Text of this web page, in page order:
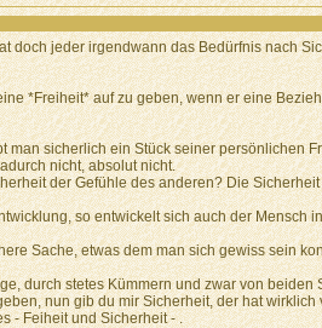
doch jeder irgendwann das Bedürfnis nach
*Freiheit* auf zu geben, wenn er eine
man sicherlich ein Stück seiner persönlichen
nicht, absolut nicht.
der Gefühle des anderen? Die
so entwickelt sich auch der Mensch
Sache, etwas dem man sich gewiss sein
durch stetes Kümmern und zwar von beiden
nun gib du mir Sicherheit, der hat
- Feiheit und Sicherheit - .